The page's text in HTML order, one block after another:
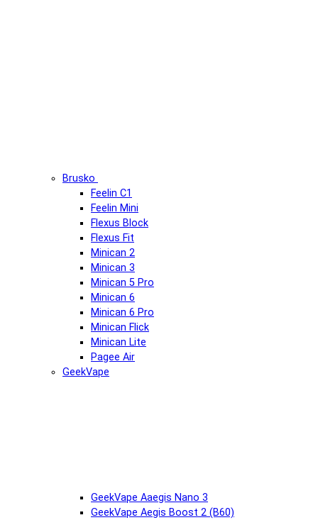
Brusko
Feelin C1
Feelin Mini
Flexus Block
Flexus Fit
Minican 2
Minican 3
Minican 5 Pro
Minican 6
Minican 6 Pro
Minican Flick
Minican Lite
Pagee Air
GeekVape
GeekVape Aaegis Nano 3
GeekVape Aegis Boost 2 (B60)